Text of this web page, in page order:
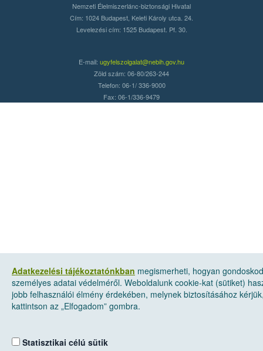
Adatkezelési tájékoztatónkban megismerheti, hogyan
személyes adatai védelméről. Weboldalunk cookie-kat (sütiket)
jobb felhasználói élmény érdekében, melynek biztosításához
kattintson az „Elfogadom” gombra.
Statisztikai célú sütik
Nemzeti Élelmiszerlánc-biztonsági Hivatal
Cím: 1024 Budapest, Keleti Károly utca. 24.
Levelezési cím: 1525 Budapest. Pf. 30.
E-mail: ugyfelszolgalat@nebih.gov.hu
Zöld szám: 06-80/263-244
Telefon: 06-1/ 336-9000
Fax: 06-1/336-9479